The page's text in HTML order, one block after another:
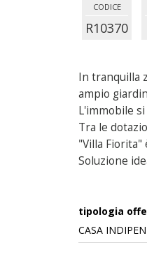
CODICE
R10370
In tranquilla
ampio
L'immobile
Tra le
"Villa
Soluzione
tipologia
CASA